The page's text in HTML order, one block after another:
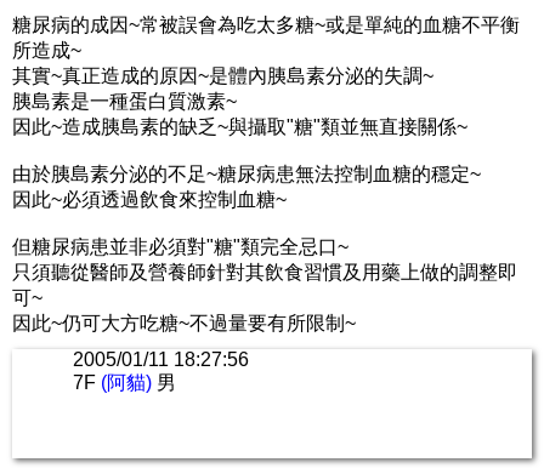
糖尿病的成因~常被誤會為吃太多糖~或是單純的血糖不平衡
所造成~
其實~真正造成的原因~是體內胰島素分泌的失調~
胰島素是一種蛋白質激素~
因此~造成胰島素的缺乏~與攝取"糖"類並無直接關係~
由於胰島素分泌的不足~糖尿病患無法控制血糖的穩定~
因此~必須透過飲食來控制血糖~
但糖尿病患並非必須對"糖"類完全忌口~
只須聽從醫師及營養師針對其飲食習慣及用藥上做的調整即
可~
因此~仍可大方吃糖~不過量要有所限制~
2005/01/11 18:27:56
7F (阿貓) 男